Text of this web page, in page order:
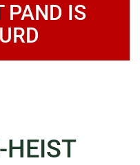
PAND IS
HEIST